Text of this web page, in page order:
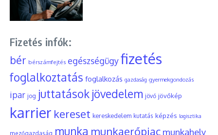
Fizetés infók:
bér bérszámfejtés egészségügyfizetés
foglalkoztatás foglalkozás gazdaság gyermekgondozás
ipar jog juttatások jövedelem jövő jövőkép
karrier kereset kereskedelem kutatás képzés logisztika
mezőgazdaság munka munkaerőpiac munkahely